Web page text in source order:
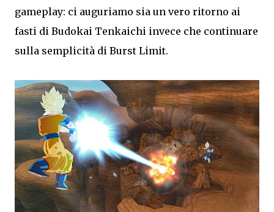
gameplay: ci auguriamo sia un vero ritorno ai
fasti di Budokai Tenkaichi invece che continuare
sulla semplicità di Burst Limit.